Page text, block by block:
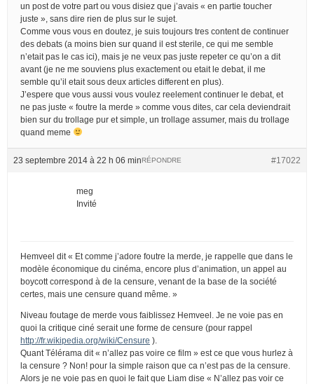
un post de votre part ou vous disiez que j’avais « en partie toucher
juste », sans dire rien de plus sur le sujet.
Comme vous vous en doutez, je suis toujours tres content de continuer
des debats (a moins bien sur quand il est sterile, ce qui me semble
n’etait pas le cas ici), mais je ne veux pas juste repeter ce qu’on a dit
avant (je ne me souviens plus exactement ou etait le debat, il me
semble qu’il etait sous deux articles different en plus).
J’espere que vous aussi vous voulez reelement continuer le debat, et
ne pas juste « foutre la merde » comme vous dites, car cela deviendrait
bien sur du trollage pur et simple, un trollage assumer, mais du trollage
quand meme
23 septembre 2014 à 22 h 06 min #17022
RÉPONDRE
meg
Invité
Hemveel dit « Et comme j’adore foutre la merde, je rappelle que dans le
modèle économique du cinéma, encore plus d’animation, un appel au
boycott correspond à de la censure, venant de la base de la société
certes, mais une censure quand même. »
Niveau foutage de merde vous faiblissez Hemveel. Je ne voie pas en
quoi la critique ciné serait une forme de censure (pour rappel
http://fr.wikipedia.org/wiki/Censure ).
Quant Télérama dit « n’allez pas voire ce film » est ce que vous hurlez à
la censure ? Non! pour la simple raison que ca n’est pas de la censure.
Alors je ne voie pas en quoi le fait que Liam dise « N’allez pas voir ce